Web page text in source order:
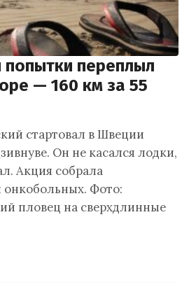
попытки переплыл
— 160 км за 55
стартовал в Швеции
Он не касался лодки,
Акция собрала
онкобольных. Фото:
пловец на сверхдлинные